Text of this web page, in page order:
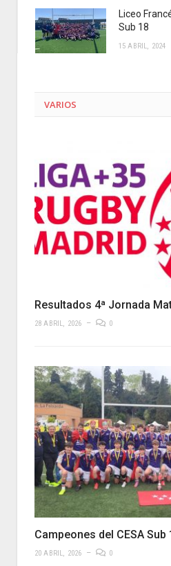
Liceo
Sub 18
15 ABRIL, 2024
VARIOS
Resultados 4ª Jornada
28 ABRIL, 2026 0
Campeones del CESA Sub
20 ABRIL, 2026 0